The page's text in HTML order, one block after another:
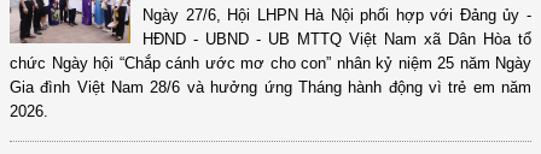
Ngày 27/6, Hội LHPN Hà Nội phối hợp với Đảng ủy -
HĐND - UBND - UB MTTQ Việt Nam xã Dân Hòa tổ
chức Ngày hội “Chắp cánh ước mơ cho con” nhân kỷ niệm 25 năm Ngày
Gia đình Việt Nam 28/6 và hưởng ứng Tháng hành động vì trẻ em năm
2026.